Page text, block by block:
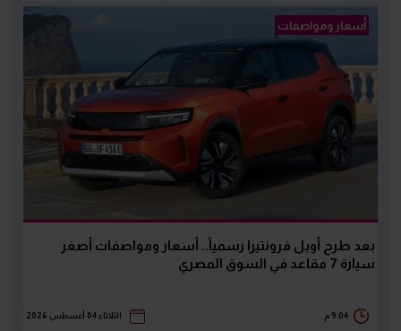
أسعار ومواصفات
بعد طرح أوبل فرونتيرا رسمياً.. أسعار ومواصفات أصغر
سيارة 7 مقاعد في السوق المصري
9:04 م الثلاثاء 04 أغسطس 2026